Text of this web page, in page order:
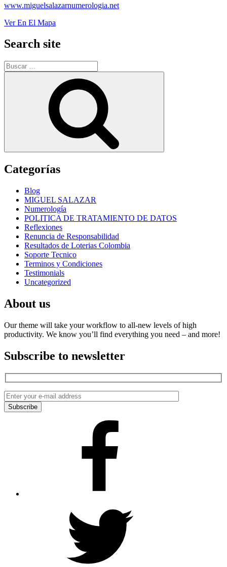
www.miguelsalazarnumerologia.net
Ver En El Mapa
Search site
Buscar
por:
Categorías
Blog
MIGUEL SALAZAR
Numerología
POLITICA DE TRATAMIENTO DE DATOS
Reflexiones
Renuncia de Responsabilidad
Resultados de Loterias Colombia
Soporte Tecnico
Terminos y Condiciones
Testimonials
Uncategorized
About us
Our theme will take your workflow to all-new levels of high
productivity. We know you’ll find everything you need – and more!
Subscribe to newsletter